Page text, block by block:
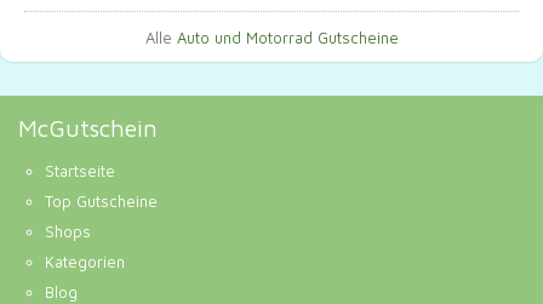
Alle Auto und Motorrad Gutscheine
McGutschein
Startseite
Top Gutscheine
Shops
Kategorien
Blog